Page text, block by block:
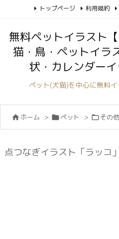
トップページ 利用規約
無料ペットイラスト
猫・鳥・ペットイラ
状・カレンダー
ペット(犬猫)を中心に無料イ
 ホーム > ペット > その
点つなぎイラスト「ラッコ